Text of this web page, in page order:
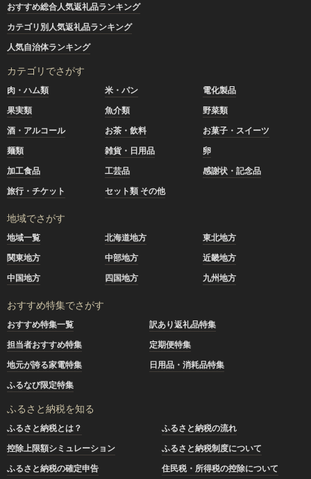
おすすめ総合人気返礼品ランキング
カテゴリ別人気返礼品ランキング
人気自治体ランキング
カテゴリでさがす
肉・ハム類 米・パン
電化製品
果実類
魚介類
野菜類
酒・アルコール
お茶・飲料
お菓子・スイーツ
麺類
雑貨・日用品
卵
加工食品
工芸品
感謝状・記念品
旅行・チケット
セット類 その他
地域でさがす
地域一覧 北海道地方
東北地方
関東地方
中部地方
近畿地方
中国地方
四国地方 九州地方
おすすめ特集でさがす
おすすめ特集一覧
訳あり返礼品特集
担当者おすすめ特集
定期便特集
地元が誇る家電特集
日用品・消耗品特集
ふるなび限定特集
ふるさと納税を知る
ふるさと納税とは？
ふるさと納税の流れ
控除上限額シミュレーション
ふるさと納税制度について
ふるさと納税の確定申告
住民税・所得税の控除について